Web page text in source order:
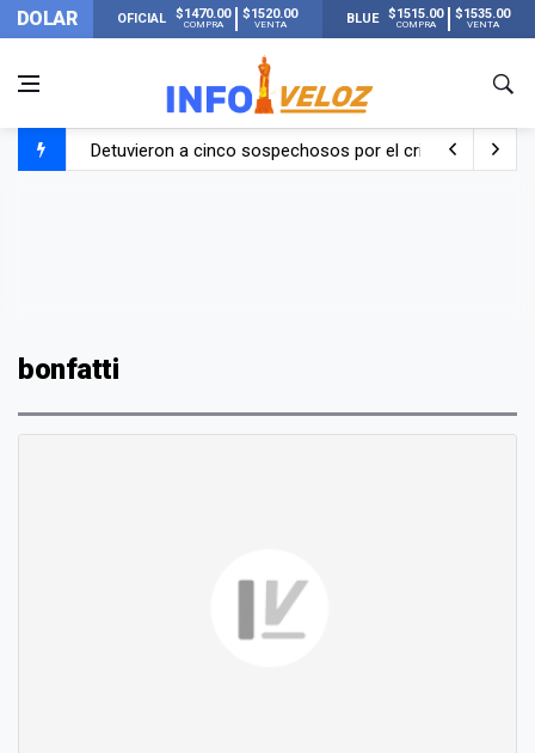
DOLAR OFICIAL $1470.00
COMPRA
$1520.00
VENTA BLUE $1515.00
COMPRA
$1535.00
VENTA
Detuvieron a cinco sospechosos por el crimen de un
bonfatti